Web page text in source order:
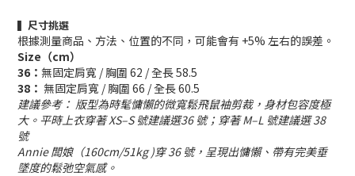
▍尺寸挑選
根據測量商品、方法、位置的不同，可能會有 +5% 左右的誤差。
Size（cm）
36 ： 無固定肩寬 / 胸圍 62 / 全長 58.5
38： 無固定肩寬 / 胸圍 66 / 全長 60.5
建議參考： 版型為時髦慵懶的微寬鬆飛鼠袖剪裁，身材包容度極
大。 平時上衣穿著 XS–S 號建議選36 號；穿著 M–L 號建議選 38
號
Annie 闆娘（160cm/51kg )穿36 號，呈現出慵懶、帶有完美垂
墜度的鬆弛空氣感。